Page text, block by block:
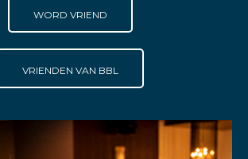
WORD VRIEND
VRIENDEN VAN BBL